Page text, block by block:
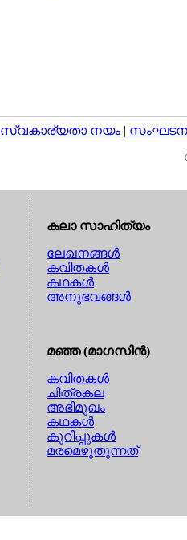
സ്വകാര്യതാ നയം|
കലാ സാഹിത്യം
ലേഖനങ്ങള്‍
കവിതകള്‍
കഥകള്‍
അനുഭവങ്ങള്‍
മഞ്ഞ (മാഗസിന്‍)
കവിതകള്‍
ചിത്രകല
അഭിമുഖം
കഥകള്‍
കുറിപ്പുകള്‍
മരമെഴുതുന്നത്